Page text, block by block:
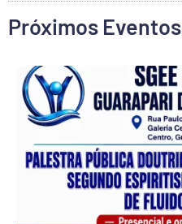
Próximos Eventos